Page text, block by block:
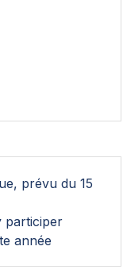
prévu du 15
participer
année